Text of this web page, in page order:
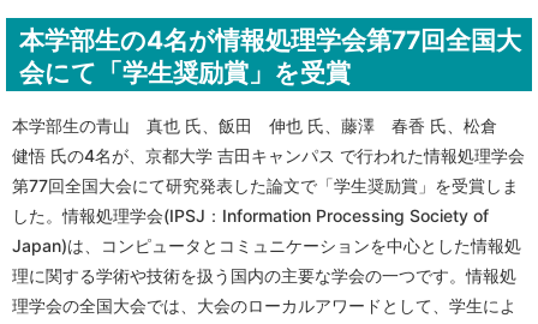
本学部生の4名が情報処理学会第77回全国大
会にて「学生奨励賞」を受賞
本学部生の青山 真也 氏、飯田 伸也 氏、藤澤 春香 氏、松倉
健悟 氏の4名が、京都大学 吉田キャンパス で行われた情報処理学会
第77回全国大会にて研究発表した論文で「学生奨励賞」を受賞しま
した。情報処理学会(IPSJ：Information Processing Society of
Japan)は、コンピュータとコミュニケーションを中心とした情報処
理に関する学術や技術を扱う国内の主要な学会の一つです。情報処
理学会の全国大会では、大会のローカルアワードとして、学生によ